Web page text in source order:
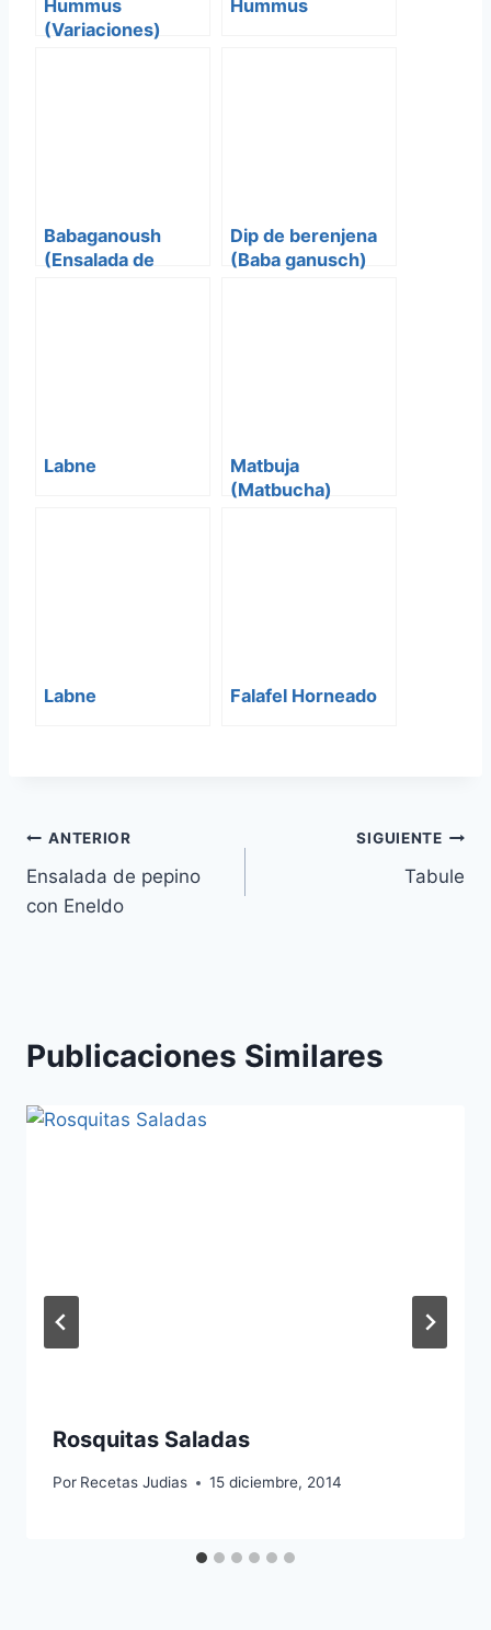
Hummus
(Variaciones)
Hummus
Babaganoush
(Ensalada de
Dip de berenjena
(Baba ganusch)
Labne
Matbuja
(Matbucha)
Labne Falafel Horneado
Navegación
de
ANTERIOR
Ensalada de pepino
con Eneldo
SIGUIENTE
Tabule
Publicaciones Similares
Rosquitas Saladas
Por Recetas Judias 15 diciembre, 2014